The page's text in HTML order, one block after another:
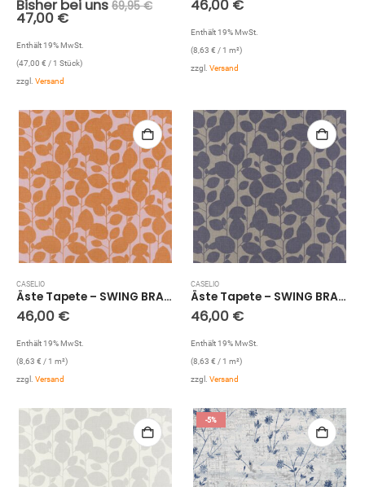
Bisher bei uns 69,95€
47,00 €
Enthält 19% MwSt.
(47,00 € / 1 Stück)
zzgl. Versand
46,00 €
Enthält 19% MwSt.
(8,63 € / 1 m²)
zzgl. Versand
CASELIO
Äste Tapete – SWING BRANCHAGE SNG68933377 (Orange)
46,00 €
Enthält 19% MwSt.
(8,63 € / 1 m²)
zzgl. Versand
CASELIO
Äste Tapete – SWING BRANCHAGE SNG68936583 (Marine)
46,00 €
Enthält 19% MwSt.
(8,63 € / 1 m²)
zzgl. Versand
-5%